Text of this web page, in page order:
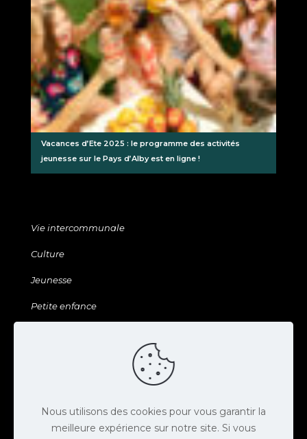
Vacances d’Ete 2025 : le programme des activités
jeunesse sur le Pays d’Alby est en ligne !
Vie intercommunale
Culture
Jeunesse
Petite enfance
Actus
Nous utilisons des cookies pour vous garantir la
meilleure expérience sur notre site. Si vous